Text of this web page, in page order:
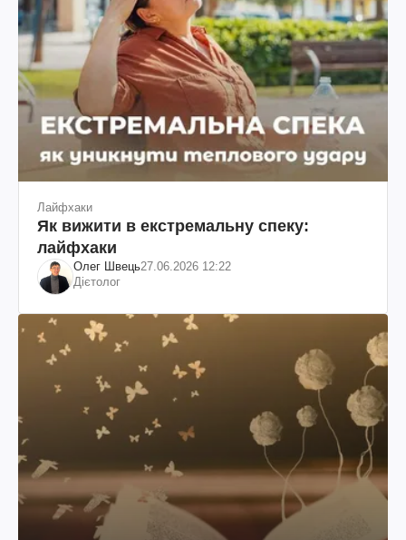
Лайфхаки
Як вижити в екстремальну спеку:
лайфхаки
Олег Швець27.06.2026 12:22
Дієтолог